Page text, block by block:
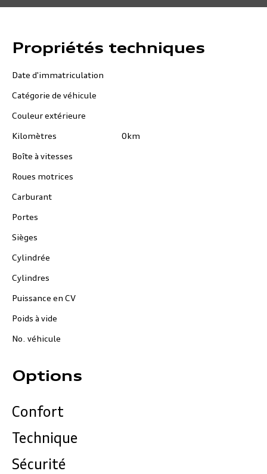
Propriétés techniques
Date d'immatriculation
Catégorie de véhicule
Couleur extérieure
Kilomètres 0km
Boîte à vitesses
Roues motrices
Carburant
Portes
Sièges
Cylindrée
Cylindres
Puissance en CV
Poids à vide
No. véhicule
Options
Confort
Technique
Sécurité